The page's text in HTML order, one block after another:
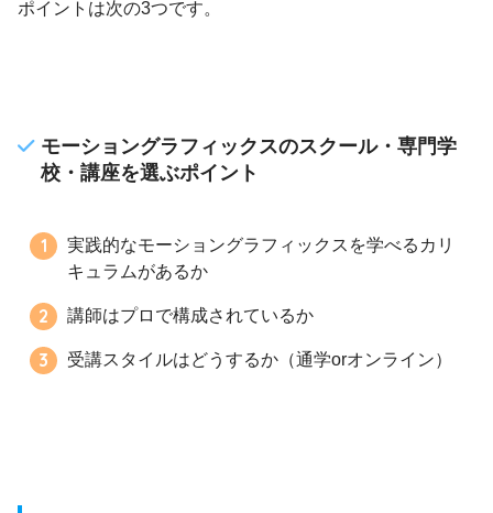
ポイントは次の3つです。
モーショングラフィックスのスクール・専門学
校・講座を選ぶポイント
実践的なモーショングラフィックスを学べるカリ
キュラムがあるか
講師はプロで構成されているか
受講スタイルはどうするか（通学orオンライン）